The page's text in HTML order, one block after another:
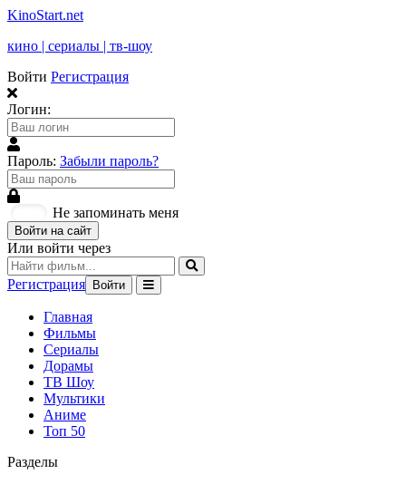
KinoStart.net
кино | сериалы | тв-шоу
Войти Регистрация
Логин:
Пароль: Забыли пароль?
Не запоминать меня
Войти на сайт
Или войти через
Регистрация Войти
Главная
Фильмы
Сериалы
Дорамы
ТВ Шоу
Мультики
Аниме
Топ 50
Разделы